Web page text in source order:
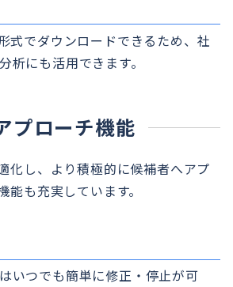
式でダウンロードできるため、社
析にも活用できます。
プローチ機能
化し、より積極的に候補者へアプ
能も充実しています。
いつでも簡単に修正・停止が可